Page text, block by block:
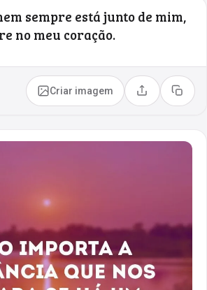
sempre está junto de mim,
no meu coração.
Criar imagem Compartilhar
Copiar